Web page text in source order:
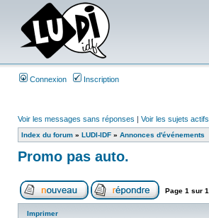
Connexion Inscription
Voir les messages sans réponses | Voir les sujets actifs
Index du forum » LUDI-IDF » Annonces d'événements
Promo pas auto.
Page 1 sur 1
Imprimer